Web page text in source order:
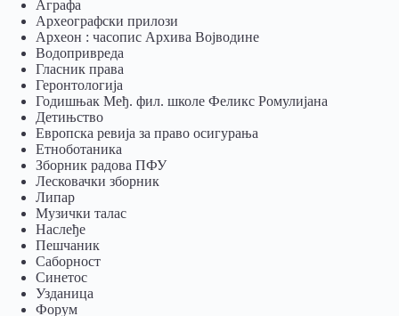
Аграфа
Археографски прилози
Археон : часопис Архива Војводине
Водопривреда
Гласник права
Геронтологија
Годишњак Међ. фил. школе Феликс Ромулијана
Детињство
Европска ревија за право осигурања
Eтноботаника
Зборник радова ПФУ
Лесковачки зборник
Липар
Музички талас
Наслеђе
Пешчаник
Саборност
Синетос
Узданица
Форум